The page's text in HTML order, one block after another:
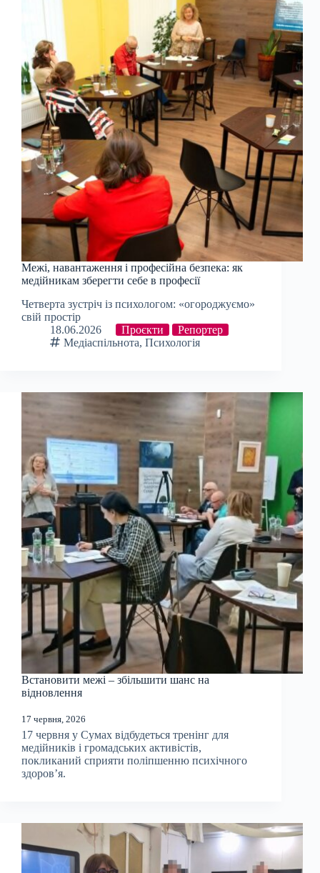
Межі, навантаження і професійна безпека: як
медійникам зберегти себе в професії
Четверта зустріч із психологом: «огороджуємо»
свій простір
18.06.2026
Проєкти
Репортер
Медіаспільнота, Психологія
Встановити межі – збільшити шанс на
відновлення
17 червня, 2026
17 червня у Сумах відбудеться тренінг для
медійників і громадських активістів,
покликаний сприяти поліпшенню психічного
здоров’я.